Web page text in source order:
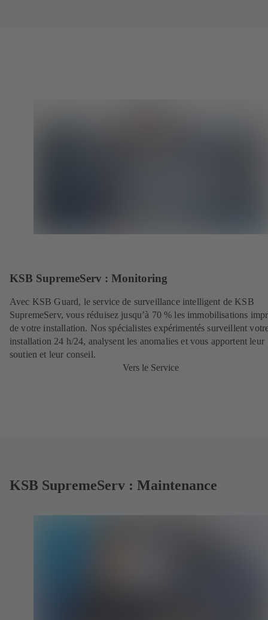
KSB SupremeServ : Monitoring
Avec KSB Guard, le service de surveillance intelligent de KSB
SupremeServ, vous réduisez jusqu’à 70 % les immobilisations
de votre installation. Nos spécialistes expérimentés surveillent
installation 24 h/24, analysent les anomalies et vous apportent leur
soutien et leur conseil.
Vers le Service
KSB SupremeServ : Maintenance